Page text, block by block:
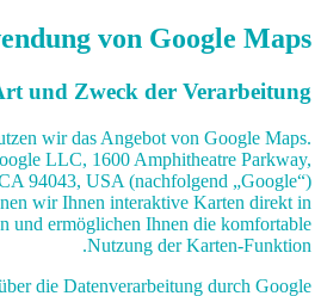
von Google Maps
und Zweck der Verarbeitung:
wir das Angebot von Google Maps.
LLC, 1600 Amphitheatre Parkway,
94043, USA (nachfolgend „Google“)
wir Ihnen interaktive Karten direkt in
und ermöglichen Ihnen die komfortable
Nutzung der Karten-Funktion.
die Datenverarbeitung durch Google